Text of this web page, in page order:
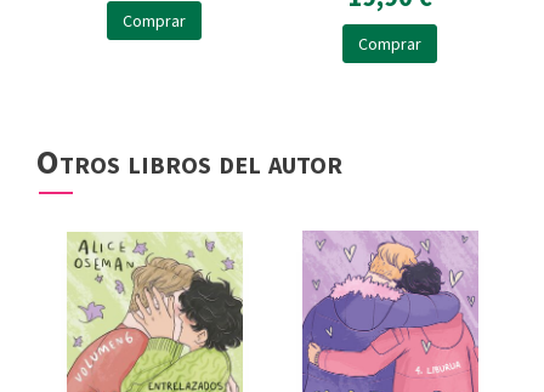
Comprar
Comprar
Otros libros del autor